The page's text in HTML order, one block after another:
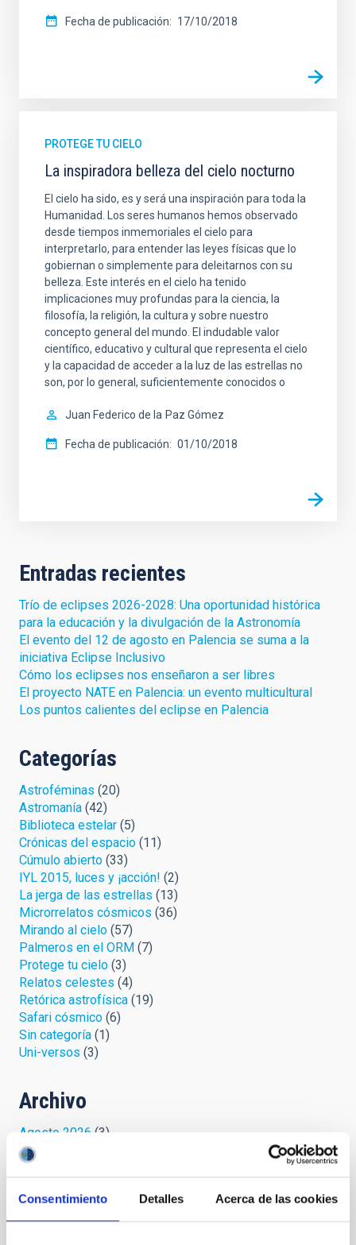
Consentimiento Detalles Acerca de las cookies
Fecha de publicación 17/10/2018
PROTEGE TU CIELO
La inspiradora belleza del cielo nocturno
El cielo ha sido, es y será una inspiración para toda la
Humanidad. Los seres humanos hemos observado
desde tiempos inmemoriales el cielo para
interpretarlo, para entender las leyes físicas que lo
gobiernan o simplemente para deleitarnos con su
belleza. Este interés en el cielo ha tenido
implicaciones muy profundas para la ciencia, la
filosofía, la religión, la cultura y sobre nuestro
concepto general del mundo. El indudable valor
científico, educativo y cultural que representa el cielo
y la capacidad de acceder a la luz de las estrellas no
son, por lo general, suficientemente conocidos o
Juan Federico de la Paz Gómez
Fecha de publicación 01/10/2018
Entradas recientes
Trío de eclipses 2026-2028: Una oportunidad histórica
para la educación y la divulgación de la Astronomía
El evento del 12 de agosto en Palencia se suma a la
iniciativa Eclipse Inclusivo
Cómo los eclipses nos enseñaron a ser libres
El proyecto NATE en Palencia: un evento multicultural
Los puntos calientes del eclipse en Palencia
Categorías
Astroféminas (20)
Astromanía (42)
Biblioteca estelar (5)
Crónicas del espacio (11)
Cúmulo abierto (33)
IYL 2015, luces y ¡acción! (2)
La jerga de las estrellas (13)
Microrrelatos cósmicos (36)
Mirando al cielo (57)
Palmeros en el ORM (7)
Protege tu cielo (3)
Relatos celestes (4)
Retórica astrofísica (19)
Safari cósmico (6)
Sin categoría (1)
Uni-versos (3)
Archivo
Agosto 2026 (3)
Julio 2026
Junio 2026
Marzo 2026(2)
Febrero 2026(3)